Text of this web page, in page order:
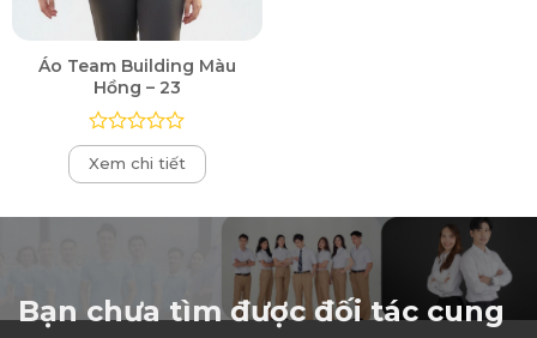
Áo Team Building Màu
Hồng – 23
Được
xếp
hạng
Xem chi tiết
Bạn chưa tìm được đối tác cung